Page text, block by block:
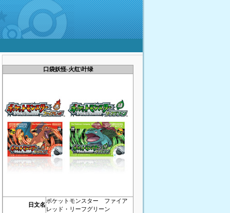
口袋妖怪-火红\叶绿
日文名
ポケットモンスター ファイア
レッド・リーフグリーン